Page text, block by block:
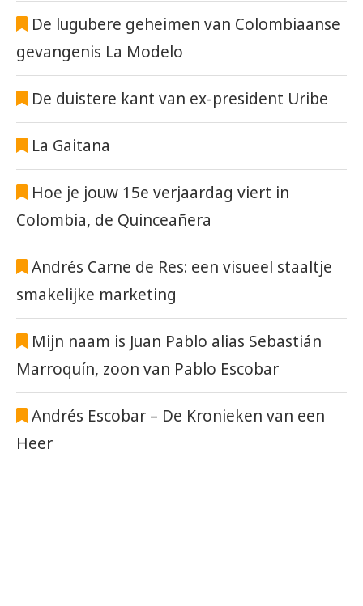
De lugubere geheimen van Colombiaanse
gevangenis La Modelo
De duistere kant van ex-president Uribe
La Gaitana
Hoe je jouw 15e verjaardag viert in
Colombia, de Quinceañera
Andrés Carne de Res: een visueel staaltje
smakelijke marketing
Mijn naam is Juan Pablo alias Sebastián
Marroquín, zoon van Pablo Escobar
Andrés Escobar – De Kronieken van een
Heer